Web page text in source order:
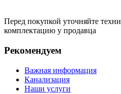
Перед покупкой уточняйте
комплектацию у продавца
Рекомендуем
Важная информация
Канализация
Наши услуги